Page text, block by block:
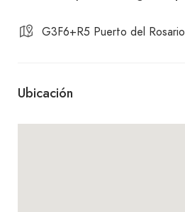
G3F6+R5 Puerto del Rosario
Ubicación